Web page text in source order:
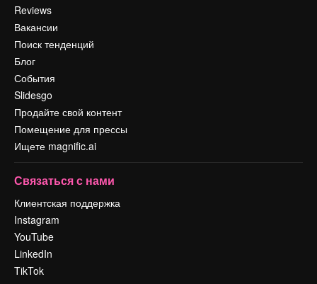
Reviews
Вакансии
Поиск тенденций
Блог
События
Slidesgo
Продайте свой контент
Помещение для прессы
Ищете magnific.ai
Связаться с нами
Клиентская поддержка
Instagram
YouTube
LinkedIn
TikTok